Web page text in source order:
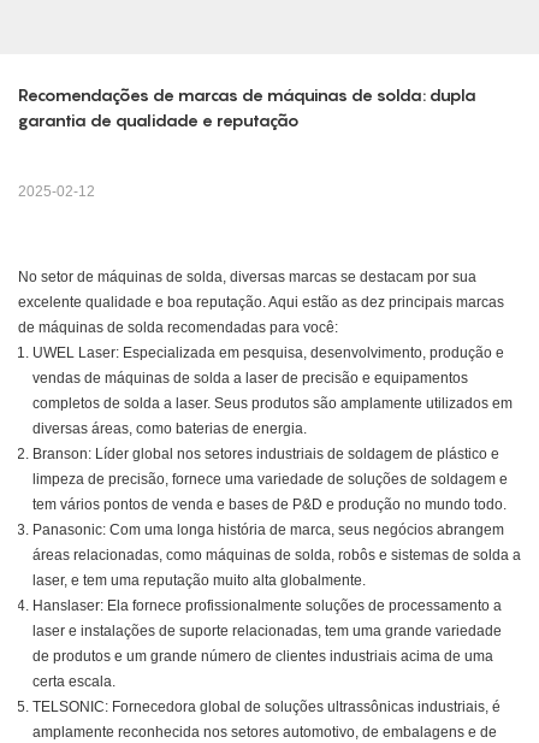
Recomendações de marcas de máquinas de solda: dupla
garantia de qualidade e reputação
2025-02-12
No setor de máquinas de solda, diversas marcas se destacam por sua
excelente qualidade e boa reputação. Aqui estão as dez principais marcas
de máquinas de solda recomendadas para você:
UWEL Laser: Especializada em pesquisa, desenvolvimento, produção e
vendas de máquinas de solda a laser de precisão e equipamentos
completos de solda a laser. Seus produtos são amplamente utilizados em
diversas áreas, como baterias de energia.
Branson: Líder global nos setores industriais de soldagem de plástico e
limpeza de precisão, fornece uma variedade de soluções de soldagem e
tem vários pontos de venda e bases de P&D e produção no mundo todo.
Panasonic: Com uma longa história de marca, seus negócios abrangem
áreas relacionadas, como máquinas de solda, robôs e sistemas de solda a
laser, e tem uma reputação muito alta globalmente.
Hanslaser: Ela fornece profissionalmente soluções de processamento a
laser e instalações de suporte relacionadas, tem uma grande variedade
de produtos e um grande número de clientes industriais acima de uma
certa escala.
TELSONIC: Fornecedora global de soluções ultrassônicas industriais, é
amplamente reconhecida nos setores automotivo, de embalagens e de